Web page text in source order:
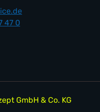
47 0
GmbH & Co. KG